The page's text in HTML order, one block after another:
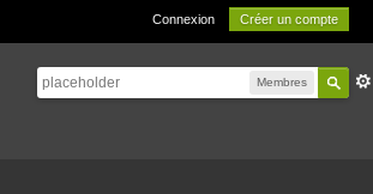
Connexion Créer un compte
Membres